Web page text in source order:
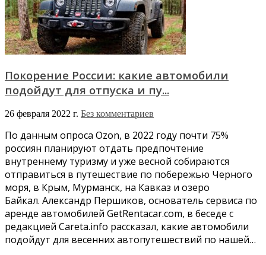
Покорение России: какие автомобили
подойдут для отпуска и пу...
26 февраля 2022 г. Без комментариев
По данным опроса Ozon, в 2022 году почти 75%
россиян планируют отдать предпочтение
внутреннему туризму и уже весной собираются
отправиться в путешествие по побережью Черного
моря, в Крым, Мурманск, на Кавказ и озеро
Байкал. Александр Першиков, основатель сервиса по
аренде автомобилей GetRentacar.com, в беседе с
редакцией Careta.info рассказал, какие автомобили
подойдут для весенних автопутешествий по нашей…